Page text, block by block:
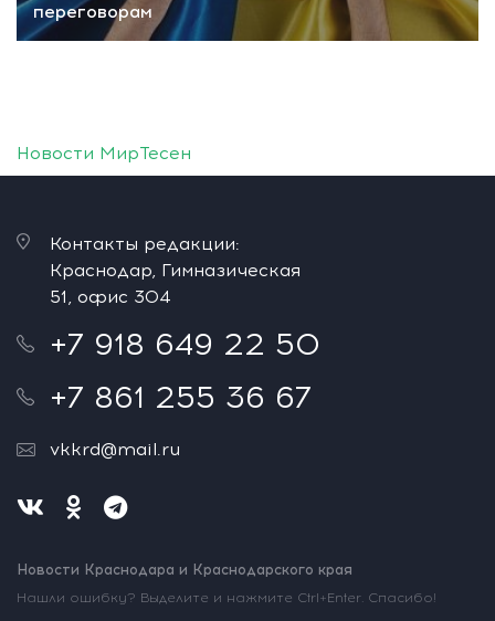
переговорам
Новости МирТесен
Контакты редакции:
Краснодар, Гимназическая
51, офис 304
+7 918 649 22 50
+7 861 255 36 67
vkkrd@mail.ru
Новости Краснодара и Краснодарского края
Нашли ошибку? Выделите и нажмите Ctrl+Enter. Спасибо!